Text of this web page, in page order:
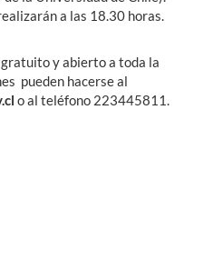
a las 18.30 horas.
y abierto a toda la
pueden hacerse al
o al teléfono 223445811.